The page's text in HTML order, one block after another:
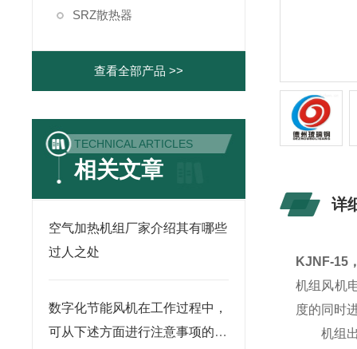
SRZ散热器
查看全部产品 >>
TECHNICAL ARTICLES
相关文章
空气加热机组厂家介绍其有哪些
过人之处
数字化节能风机在工作过程中，
可从下述方面进行注意事项的维
详
KJNF-15
机组风机
度的同时
机组出